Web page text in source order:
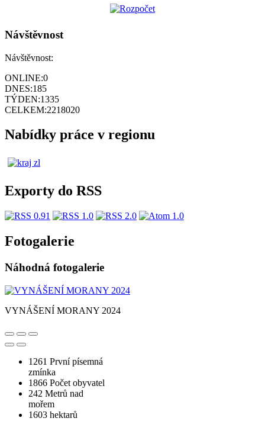
Návštěvnost
Návštěvnost:
ONLINE:0
DNES:185
TÝDEN:1335
CELKEM:2218020
Nabídky práce v regionu
Exporty do RSS
Fotogalerie
Náhodná fotogalerie
VYNÁŠENÍ MORANY 2024
1261 První písemná
zmínka
1866 Počet obyvatel
242 Metrů nad
mořem
1603 hektarů